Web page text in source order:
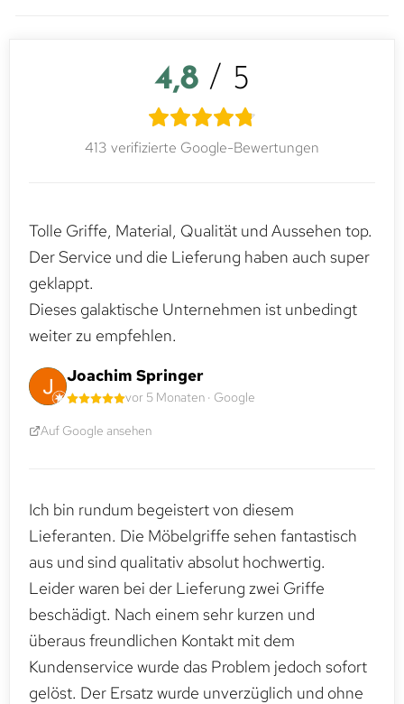
4,8 / 5
413 verifizierte Google-Bewertungen
Tolle Griffe, Material, Qualität und Aussehen top.
Der Service und die Lieferung haben auch super
geklappt.
Dieses galaktische Unternehmen ist unbedingt
weiter zu empfehlen.
Joachim Springer
vor 5 Monaten · Google
Auf Google ansehen
Ich bin rundum begeistert von diesem
Lieferanten. Die Möbelgriffe sehen fantastisch
aus und sind qualitativ absolut hochwertig.
Leider waren bei der Lieferung zwei Griffe
beschädigt. Nach einem sehr kurzen und
überaus freundlichen Kontakt mit dem
Kundenservice wurde das Problem jedoch sofort
gelöst. Der Ersatz wurde unverzüglich und ohne